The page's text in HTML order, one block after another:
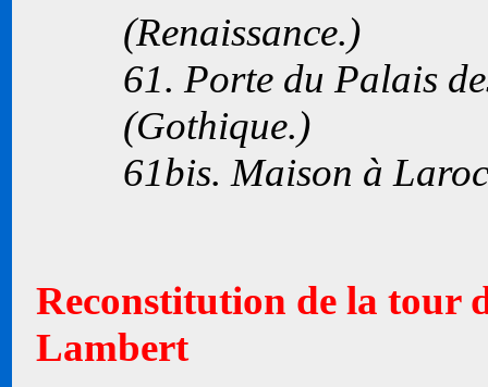
(Renaissance.)
61. Porte du Palais
(Gothique.)
61bis. Maison à
Reconstitution de la tour
Lambert